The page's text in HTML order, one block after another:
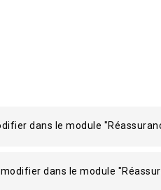
dans le module
dans le module